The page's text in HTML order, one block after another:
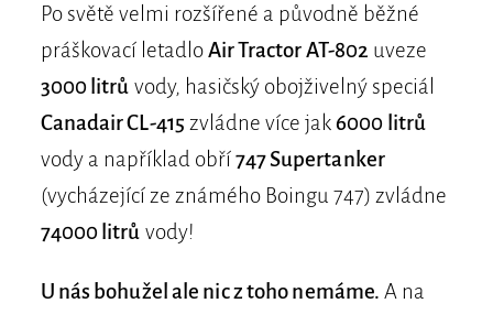
Po světě velmi rozšířené a původně běžné
práškovací letadloAir Tractor AT-802 uveze
3000 litrů vody, hasičský obojživelný speciál
Canadair CL-415 zvládne více jak6000 litrů
vody a například obří747 Supertanker
(vycházející ze známého Boingu 747) zvládne
74000 litrů vody!
U nás bohužel ale nic z toho nemáme. A na